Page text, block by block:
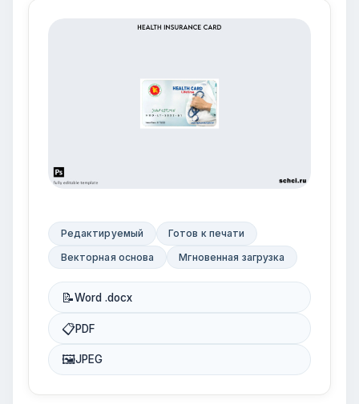
Редактируемый
Готов к печати
Векторная основа
Мгновенная загрузка
📝Word .docx
📋PDF
🖼JPEG